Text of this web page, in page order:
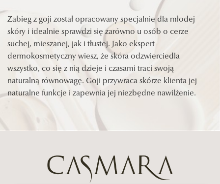
Zabieg z goji został opracowany specjalnie dla młodej
skóry i idealnie sprawdzi się zarówno u osób o cerze
suchej, mieszanej, jak i tłustej. Jako ekspert
dermokosmetyczny wiesz, że skóra odzwierciedla
wszystko, co się z nią dzieje i czasami traci swoją
naturalną równowagę. Goji przywraca skórze klienta jej
naturalne funkcje i zapewnia jej niezbędne nawilżenie.